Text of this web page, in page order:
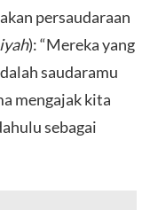
persaudaraan
): “Mereka yang
saudaramu
mengajak kita
sebagai